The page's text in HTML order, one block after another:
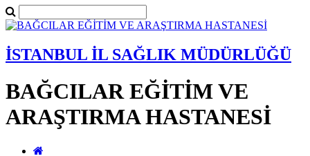
İSTANBUL İL SAĞLIK MÜDÜRLÜĞÜ
BAĞCILAR EĞİTİM VE
ARAŞTIRMA HASTANESİ